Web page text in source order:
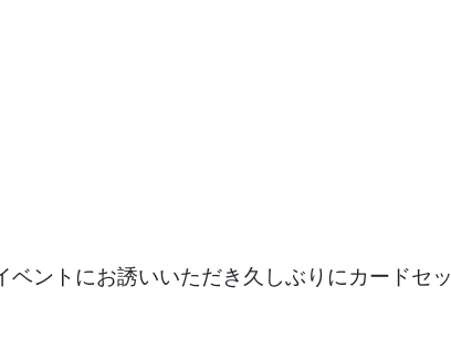
ントにお誘いいただき久しぶりにカードセッ